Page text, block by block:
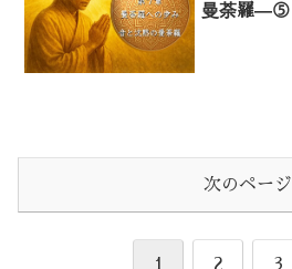
曼荼羅—⑤
次のページ
1 2 3